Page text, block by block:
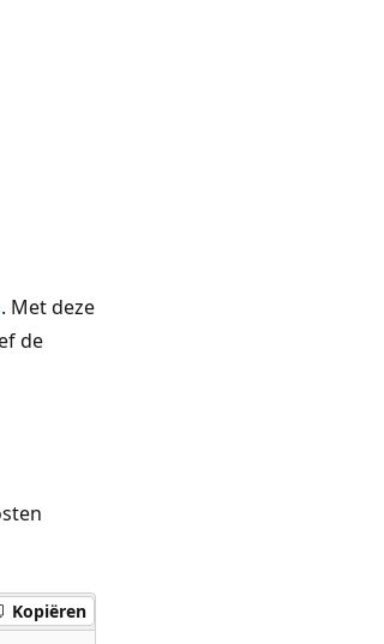
. Met deze
de
Kopiëren